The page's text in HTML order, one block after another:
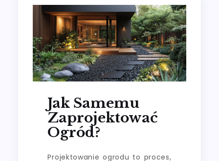
Jak Samemu
Zaprojektować
Ogród?
Projektowanie ogrodu to proces,